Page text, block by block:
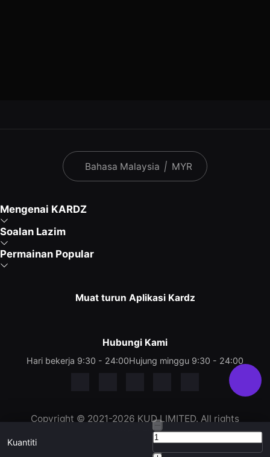
Kuantiti
Bahasa Malaysia | MYR
Mengenai KARDZ
Soalan Lazim
Permainan Popular
Muat turun Aplikasi Kardz
Hubungi Kami
Hari bekerja 9:30 - 24:00Hujung minggu 9:30 - 24:00
Copyright © 2021-2026 KUD LIMITED. All rights
reserved.